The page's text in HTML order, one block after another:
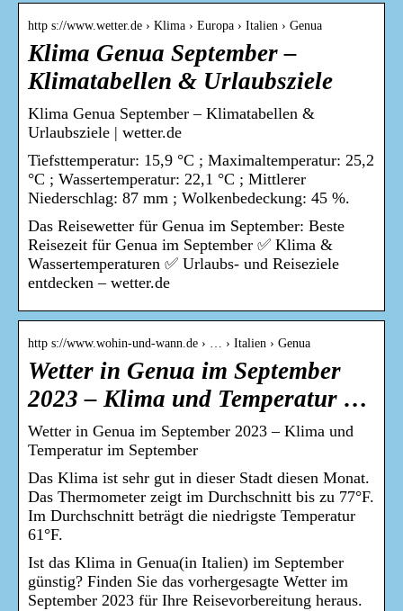
http s://www.wetter.de › Klima › Europa › Italien › Genua
Klima Genua September –
Klimatabellen & Urlaubsziele
Klima Genua September – Klimatabellen &
Urlaubsziele | wetter.de
Tiefsttemperatur: 15,9 °C ; Maximaltemperatur: 25,2
°C ; Wassertemperatur: 22,1 °C ; Mittlerer
Niederschlag: 87 mm ; Wolkenbedeckung: 45 %.
Das Reisewetter für Genua im September: Beste
Reisezeit für Genua im September ✅ Klima &
Wassertemperaturen ✅ Urlaubs- und Reiseziele
entdecken – wetter.de
http s://www.wohin-und-wann.de › … › Italien › Genua
Wetter in Genua im September
2023 – Klima und Temperatur …
Wetter in Genua im September 2023 – Klima und
Temperatur im September
Das Klima ist sehr gut in dieser Stadt diesen Monat.
Das Thermometer zeigt im Durchschnitt bis zu 77°F.
Im Durchschnitt beträgt die niedrigste Temperatur
61°F.
Ist das Klima in Genua(in Italien) im September
günstig? Finden Sie das vorhergesagte Wetter im
September 2023 für Ihre Reisevorbereitung heraus.